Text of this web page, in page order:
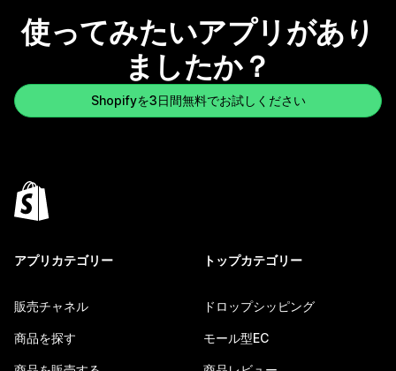
使ってみたいアプリがあり
ましたか？
Shopifyを3日間無料でお試しください
アプリカテゴリー
販売チャネル
商品を探す
トップカテゴリー
ドロップシッピング
モール型EC